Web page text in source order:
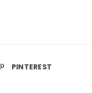
PINTEREST